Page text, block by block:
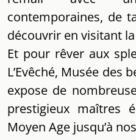
contemporaines, de
découvrir en visitant
Et pour rêver aux
L’Evêché, Musée des
expose de
prestigieux maîtres
Moyen Age jusqu’à